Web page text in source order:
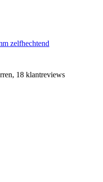
zelfhechtend
18 klantreviews